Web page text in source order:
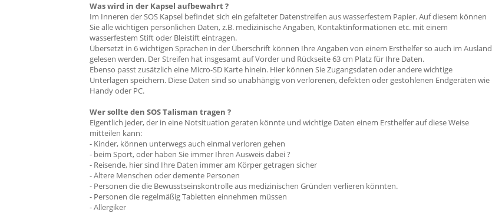
Was wird in der Kapsel aufbewahrt ?
Im Inneren der SOS Kapsel befindet sich ein gefalteter Datenstreifen aus wasserfestem Papier. Auf diesem können
Sie alle wichtigen persönlichen Daten, z.B. medizinische Angaben, Kontaktinformationen etc. mit einem
wasserfestem Stift oder Bleistift eintragen.
Übersetzt in 6 wichtigen Sprachen in der Überschrift können Ihre Angaben von einem Ersthelfer so auch im Ausland
gelesen werden. Der Streifen hat insgesamt auf Vorder und Rückseite 63 cm Platz für Ihre Daten.
Ebenso passt zusätzlich eine Micro-SD Karte hinein. Hier können Sie Zugangsdaten oder andere wichtige
Unterlagen speichern. Diese Daten sind so unabhängig von verlorenen, defekten oder gestohlenen Endgeräten wie
Handy oder PC.
Wer sollte den SOS Talisman tragen ?
Eigentlich jeder, der in eine Notsituation geraten könnte und wichtige Daten einem Ersthelfer auf diese Weise
mitteilen kann:
- Kinder, können unterwegs auch einmal verloren gehen
- beim Sport, oder haben Sie immer Ihren Ausweis dabei ?
- Reisende, hier sind Ihre Daten immer am Körper getragen sicher
- Ältere Menschen oder demente Personen
- Personen die die Bewusstseinskontrolle aus medizinischen Gründen verlieren könnten.
- Personen die regelmäßig Tabletten einnehmen müssen
- Allergiker